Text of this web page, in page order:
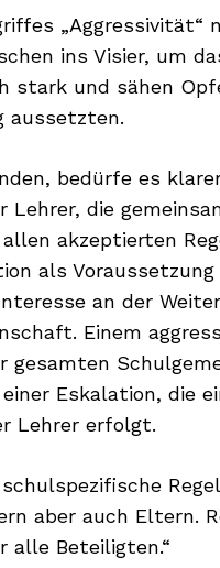
„Aggressivität“
ins Visier, um
stark und sähen
aussetzten.
bedürfe es
die
akzeptierten
als
an der
Einem
gesamten
Eskalation, die
Lehrer erfolgt.
aber auch Eltern.
alle Beteiligten.“